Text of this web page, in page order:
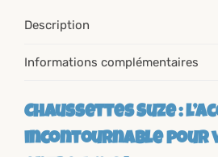
Description
Informations complémentaires
Chaussettes Suze :
incontournable pour